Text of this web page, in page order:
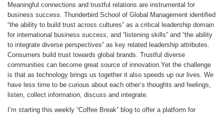
Meaningful connections and trustful relations are instrumental for
business success. Thunderbird School of Global Management identified
“the ability to build trust across cultures” as a critical leadership domain
for international business success, and “listening skills” and “the ability
to integrate diverse perspectives” as key related leadership attributes.
Consumers build trust towards global brands. Trustful diverse
communities can become great source of innovation.Yet the challenge
is that as technology brings us together it also speeds up our lives. We
have less time to be curious about each other’s thoughts and feelings,
listen, collect information, discuss and integrate.
I’m starting this weekly “Coffee Break” blog to offer a platform for